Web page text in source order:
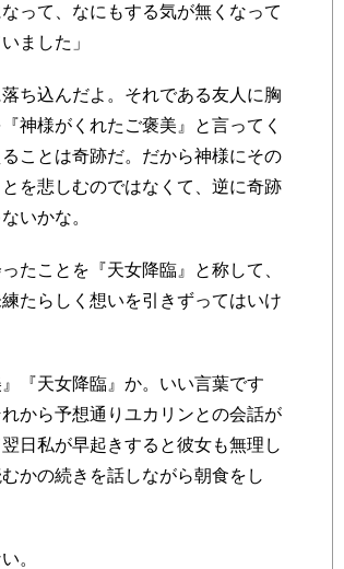
って、なにもする気が無くなって
ました」
ち込んだよ。それである友人に胸
神様がくれたご褒美』と言ってく
ことは奇跡だ。だから神様にその
を悲しむのではなくて、逆に奇跡
いかな。
たことを『天女降臨』と称して、
たらしく想いを引きずってはいけ
『天女降臨』か。いい言葉です
から予想通りユカリンとの会話が
日私が早起きすると彼女も無理し
かの続きを話しながら朝食をし
。